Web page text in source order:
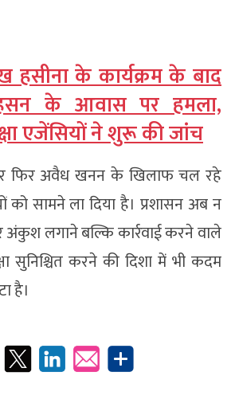
हसीना के कार्यक्रम के बाद
के आवास पर हमला,
एजेंसियों ने शुरू की जांच
फिर अवैध खनन के खिलाफ चल रहे
को सामने ला दिया है। प्रशासन अब न
लगाने बल्कि कार्रवाई करने वाले
सुनिश्चित करने की दिशा में भी कदम
है।